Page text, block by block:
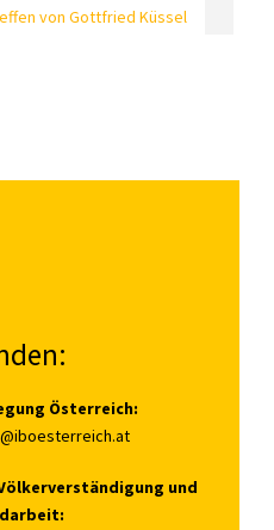
von Gottfried Küssel
Österreich:
und